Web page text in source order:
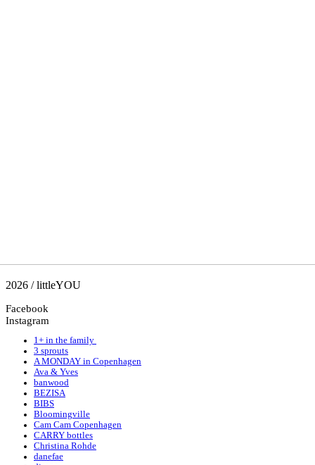
2026 / littleYOU
Facebook
Instagram
1+ in the family
3 sprouts
A MONDAY in Copenhagen
Ava & Yves
banwood
BEZISA
BIBS
Bloomingville
Cam Cam Copenhagen
CARRY bottles
Christina Rohde
danefae